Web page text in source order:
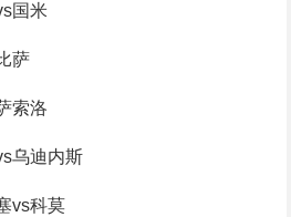
国米
萨
索洛
乌迪内斯
vs科莫